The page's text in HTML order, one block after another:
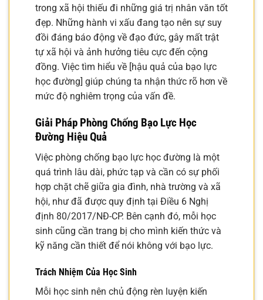
trong xã hội thiếu đi những giá trị nhân văn tốt
đẹp. Những hành vi xấu đang tạo nên sự suy
đồi đáng báo động về đạo đức, gây mất trật
tự xã hội và ảnh hưởng tiêu cực đến cộng
đồng. Việc tìm hiểu về [hậu quả của bạo lực
học đường] giúp chúng ta nhận thức rõ hơn về
mức độ nghiêm trọng của vấn đề.
Giải Pháp Phòng Chống Bạo Lực Học
Đường Hiệu Quả
Việc phòng chống bạo lực học đường là một
quá trình lâu dài, phức tạp và cần có sự phối
hợp chặt chẽ giữa gia đình, nhà trường và xã
hội, như đã được quy định tại Điều 6 Nghị
định 80/2017/NĐ-CP. Bên cạnh đó, mỗi học
sinh cũng cần trang bị cho mình kiến thức và
kỹ năng cần thiết để nói không với bạo lực.
Trách Nhiệm Của Học Sinh
Mỗi học sinh nên chủ động rèn luyện kiến